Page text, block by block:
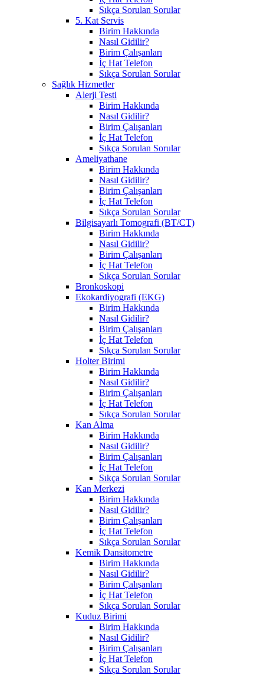
Sıkça Sorulan Sorular
5. Kat Servis
Birim Hakkında
Nasıl Gidilir?
Birim Çalışanları
İç Hat Telefon
Sıkça Sorulan Sorular
Sağlık Hizmetler
Alerji Testi
Birim Hakkında
Nasıl Gidilir?
Birim Çalışanları
İç Hat Telefon
Sıkça Sorulan Sorular
Ameliyathane
Birim Hakkında
Nasıl Gidilir?
Birim Çalışanları
İç Hat Telefon
Sıkça Sorulan Sorular
Bilgisayarlı Tomografi (BT/CT)
Birim Hakkında
Nasıl Gidilir?
Birim Çalışanları
İç Hat Telefon
Sıkça Sorulan Sorular
Bronkoskopi
Ekokardiyografi (EKG)
Birim Hakkında
Nasıl Gidilir?
Birim Çalışanları
İç Hat Telefon
Sıkça Sorulan Sorular
Holter Birimi
Birim Hakkında
Nasıl Gidilir?
Birim Çalışanları
İç Hat Telefon
Sıkça Sorulan Sorular
Kan Alma
Birim Hakkında
Nasıl Gidilir?
Birim Çalışanları
İç Hat Telefon
Sıkça Sorulan Sorular
Kan Merkezi
Birim Hakkında
Nasıl Gidilir?
Birim Çalışanları
İç Hat Telefon
Sıkça Sorulan Sorular
Kemik Dansitometre
Birim Hakkında
Nasıl Gidilir?
Birim Çalışanları
İç Hat Telefon
Sıkça Sorulan Sorular
Kuduz Birimi
Birim Hakkında
Nasıl Gidilir?
Birim Çalışanları
İç Hat Telefon
Sıkça Sorulan Sorular